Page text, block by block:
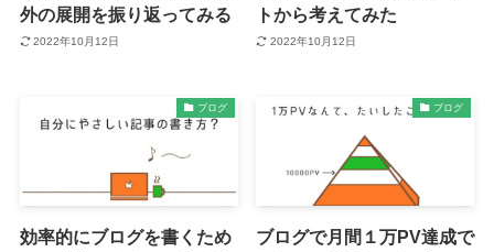
外の展開を振り返ってみる
2022年10月12日
トから考えてみた
2022年10月12日
ブログ
効率的にブログを書くため
ブログ
ブログで月間１万PV達成で